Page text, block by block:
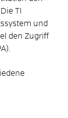
TI
und
den Zugriff